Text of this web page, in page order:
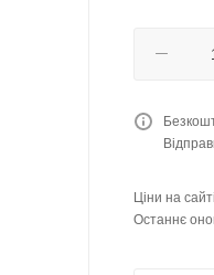
Ціни на
Останнє